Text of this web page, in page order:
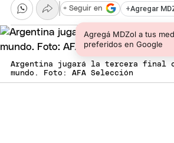
+Agregar
Agregá MDZol a tus
preferidos en Google
+ Seguir en
Argentina jugará la tercera final
mundo. Foto: AFA Selección